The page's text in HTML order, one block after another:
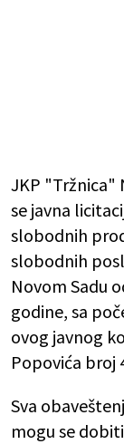
JKP "Tržnica"
se javna
slobodnih
slobodnih
Novom Sadu
godine, sa
ovog javnog
Popovića broj
Sva
mogu se